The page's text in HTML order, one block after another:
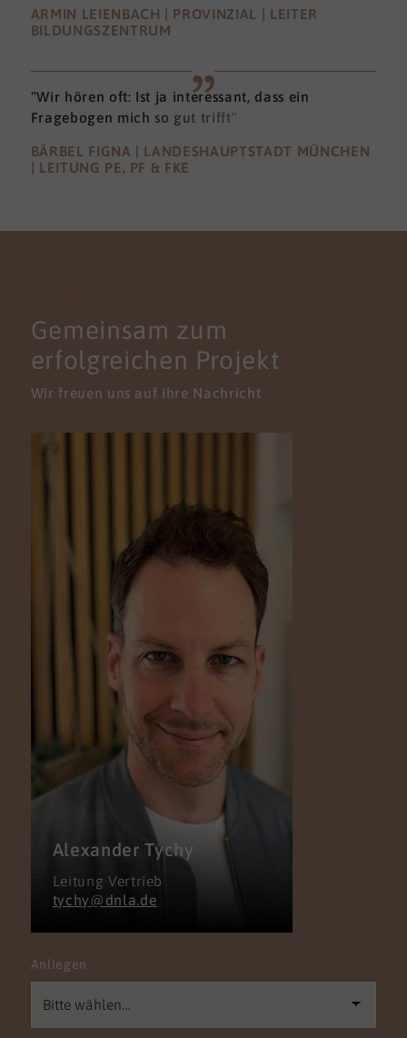
ARMIN LEIENBACH | PROVINZIAL | LEITER
BILDUNGSZENTRUM
"Wir hören oft: Ist ja interessant, dass ein
Fragebogen mich so gut trifft"
BÄRBEL FIGNA | LANDESHAUPTSTADT MÜNCHEN
| LEITUNG PE, PF & FKE
Gemeinsam zum
erfolgreichen Projekt
Wir freuen uns auf Ihre Nachricht
Alexander Tychy
Leitung Vertrieb
tychy@dnla.de
Anliegen